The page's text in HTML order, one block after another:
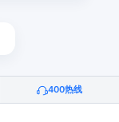
400热线